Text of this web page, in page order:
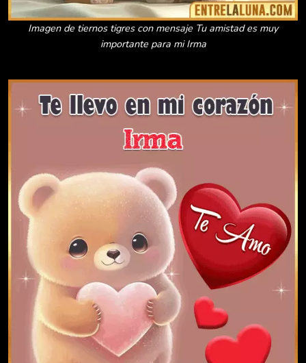
Imagen de tiernos tigres con mensaje Tu amistad es muy
importante para mi Irma